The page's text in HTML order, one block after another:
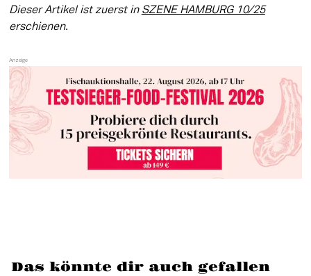
Dieser Artikel ist zuerst in SZENE HAMBURG 10/25
erschienen.
Das könnte dir auch gefallen